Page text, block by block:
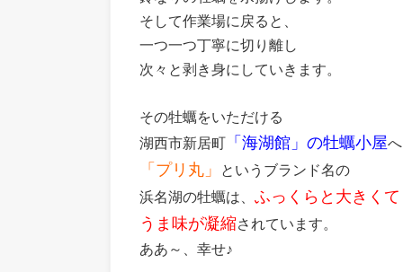
そして作業場に戻ると、
一つ一つ丁寧に切り離し
次々と剥き身にしていきます。
その牡蠣をいただける
湖西市新居町 「海湖館」の牡蠣小屋
「プリ丸」
というブランド名の
浜名湖の牡蠣は、 ふっくらと大きくて
うま味が凝縮されています。
ああ～、幸せ♪